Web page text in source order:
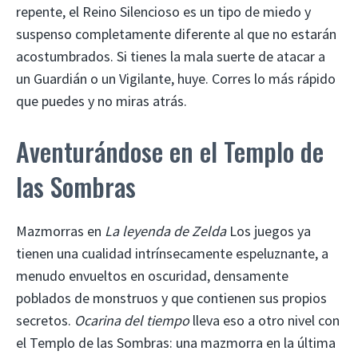
repente, el Reino Silencioso es un tipo de miedo y
suspenso completamente diferente al que no estarán
acostumbrados. Si tienes la mala suerte de atacar a
un Guardián o un Vigilante, huye. Corres lo más rápido
que puedes y no miras atrás.
Aventurándose en el Templo de
las Sombras
Mazmorras en La leyenda de ZeldaLos juegos ya
tienen una cualidad intrínsecamente espeluznante, a
menudo envueltos en oscuridad, densamente
poblados de monstruos y que contienen sus propios
secretos. Ocarina del tiempolleva eso a otro nivel con
el Templo de las Sombras: una mazmorra en la última